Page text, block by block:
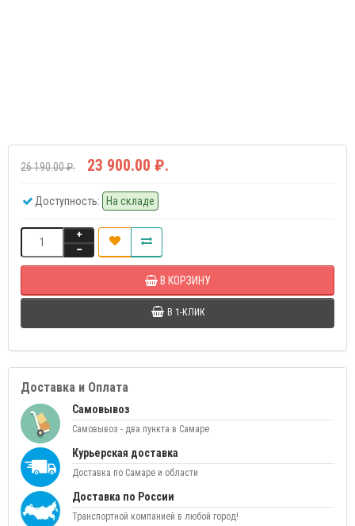
26 190.00 ₽. 23 900.00 ₽.
Доступность: На складе
В КОРЗИНУ
В 1-КЛИК
Доставка и Оплата
Самовывоз
Самовывоз - два пункта в Самаре
Курьерская доставка
Доставка по Самаре и области
Доставка по России
Транспортной компанией в любой город!